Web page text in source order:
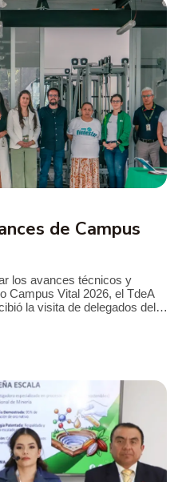
de Campus
los avances técnicos y
Campus Vital 2026, el TdeA
la visita de delegados del
estrategias de